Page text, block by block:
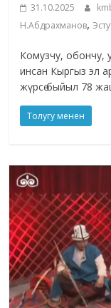
31.10.2025
Н.Абдрахманов,
Комузчу, обончу,
инсан Кыргыз эл
жүрсө быйыл 78
Толугу менен